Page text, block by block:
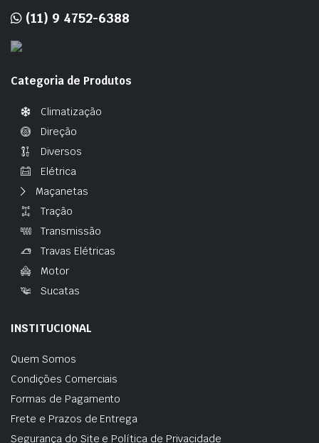
(11) 9 4752-6388
Categoria de Produtos
Climatização
Direção
Diversos
Elétrica
Maçanetas
Tração
Transmissão
Travas Elétricas
Motor
Sucatas
INSTITUCIONAL
Quem Somos
Condições Comerciais
Formas de Pagamento
Frete e Prazos de Entrega
Segurança do Site e Política de Privacidade